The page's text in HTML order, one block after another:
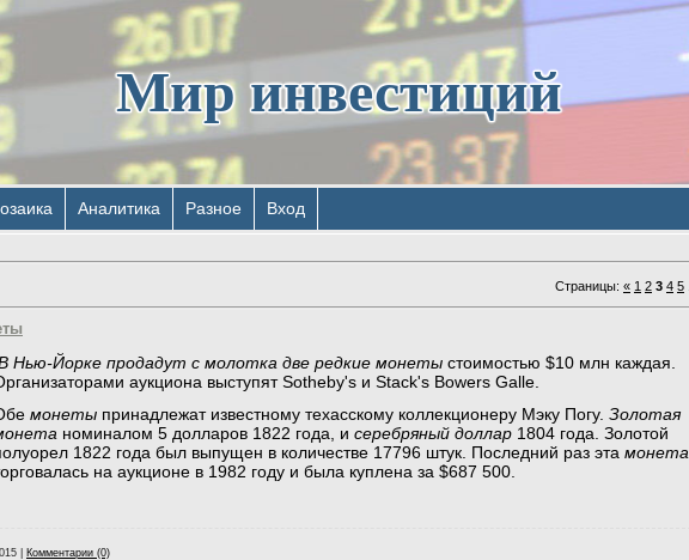
Мир инвестиций
Аналитика Разное Вход
Страницы: « 1 2 3 4 5
Нью-Йорке продадут с молотка две редкие монеты стоимостью $10 млн каждая.
аукциона выступят Sotheby's и Stack's Bowers Galle.
монеты принадлежат известному техасскому коллекционеру Мэку Погу. Золотая
номиналом 5 долларов 1822 года, и серебряный доллар 1804 года. Золотой
1822 года был выпущен в количестве 17796 штук. Последний раз эта монета
на аукционе в 1982 году и была куплена за $687 500.
Комментарии (0)